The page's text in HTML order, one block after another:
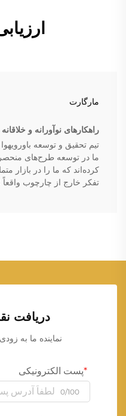
مارگارت
راهکارهای نوآورانه و خلاقانه
تیم تحقیق و توسعه
کرده‌اند که ما را در بازار
تفکر خارج از چارچوب
دریافت
نماینده ما به
پست الکترونیکی
0/100